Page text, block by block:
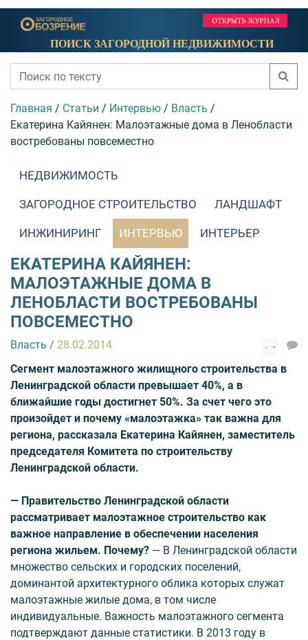
ПОИСК ЗАГОРОДНОЙ НЕДВИЖИМОСТИ
Главная / Статьи / Интервью / Власть /
Екатерина Кайянен: Малоэтажные дома в Ленобласти
востребованы повсеместно
НЕДВИЖИМОСТЬ
ЗАГОРОДНОЕ СТРОИТЕЛЬСТВО ЛАНДШАФТ
ИНЖИНИРИНГ ИНТЕРВЬЮ ИНТЕРЬЕР
ЕКАТЕРИНА КАЙЯНЕН:
МАЛОЭТАЖНЫЕ ДОМА В
ЛЕНОБЛАСТИ ВОСТРЕБОВАНЫ
ПОВСЕМЕСТНО
Власть / 28.02.2014
Сегмент малоэтажного жилищного строительства в
Ленинградской области превышает 40%, а в
ближайшие годы достигнет 50%. За счет чего это
произойдет и почему «малоэтажка» так важна для
региона, рассказала Екатерина Кайянен, заместитель
председателя Комитета по строительству
Ленинградской области.
— Правительство Ленинградской области
рассматривает малоэтажное строительство как
важное направление в обес­печении населения
региона жильем. Почему? — В Ленинградской области
множество сельских и городских поселений,
доминантой архитектурного облика которых служат
малоэтажные жилые дома, в том числе
индивидуальные. Важность малоэтажного сегмента
подтверждают данные статистики. В 2013 году в